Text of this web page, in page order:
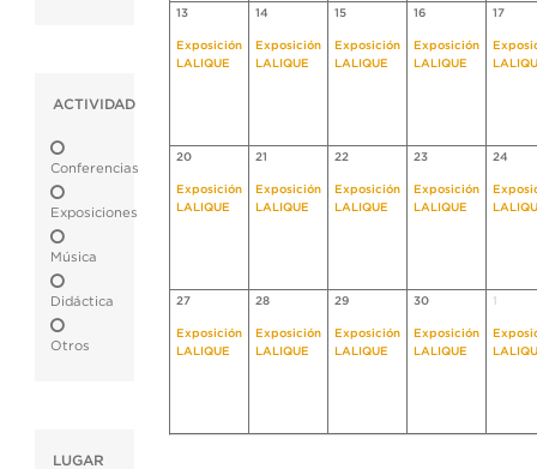
ACTIVIDAD
Conferencias
Exposiciones
Música
Didáctica
Otros
LUGAR
13
Exposición
LALIQUE
14
Exposición
LALIQUE
15
Exposición
LALIQUE
16
Exposición
LALIQUE
17
20
Exposición
LALIQUE
21
Exposición
LALIQUE
22
Exposición
LALIQUE
23
Exposición
LALIQUE
24
27
Exposición
LALIQUE
28
Exposición
LALIQUE
29
Exposición
LALIQUE
30
Exposición
LALIQUE